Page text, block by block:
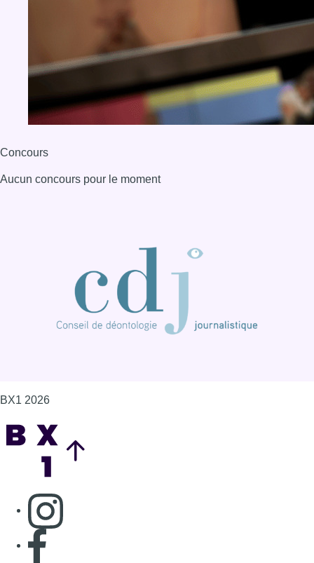
Concours
Aucun concours pour le moment
BX1 2026
Consulter page Instagram
Consulter page Facebook